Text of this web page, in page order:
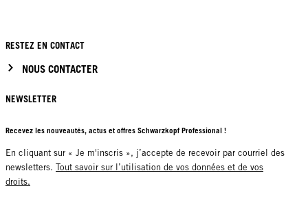
RESTEZ EN CONTACT
NOUS CONTACTER
NEWSLETTER
Recevez les nouveautés, actus et offres Schwarzkopf Professional !
En cliquant sur « Je m'inscris », j’accepte de recevoir par courriel des
newsletters. Tout savoir sur l’utilisation de vos données et de vos
droits.